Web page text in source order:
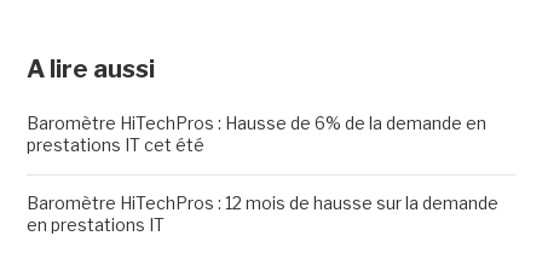
A lire aussi
Baromètre HiTechPros : Hausse de 6% de la demande en
prestations IT cet été
Baromètre HiTechPros : 12 mois de hausse sur la demande
en prestations IT